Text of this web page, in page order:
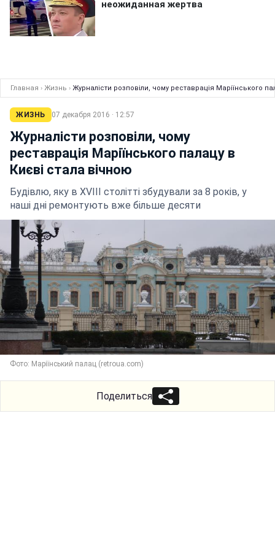
Главная › Жизнь › Журналісти розповіли, чому реставрація Маріїнського
ЖИЗНЬ 07 декабря 2016 · 12:57
Журналісти розповіли, чому
реставрація Маріїнського палацу в
Києві стала вічною
Будівлю, яку в XVIII столітті збудували за 8 років, у
наші дні ремонтують вже більше десяти
Фото: Маріїнський палац (retroua.com)
Поделиться